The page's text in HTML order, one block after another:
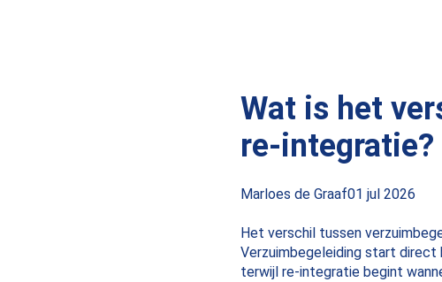
Wat is het
re-integratie?
Posted
Marloes de Graaf01 jul 2026
Het verschil tussen
Verzuimbegeleiding start direct
terwijl re-integratie begint